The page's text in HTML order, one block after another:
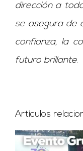
dirección a
se asegura de
confianza, la
futuro brillante.
Artículos